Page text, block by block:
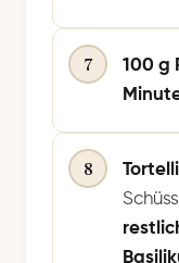
7 100 g
8